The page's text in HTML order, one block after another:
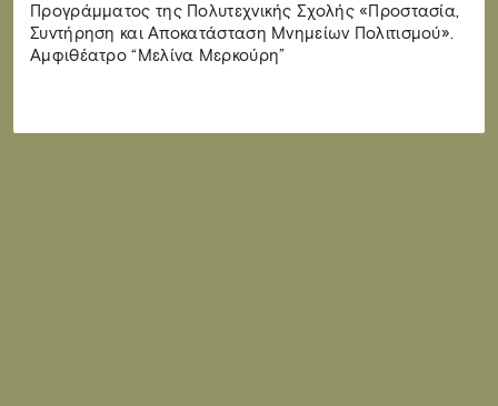
Προγράμματος της Πολυτεχνικής Σχολής «Προστασία,
Συντήρηση και Αποκατάσταση Μνημείων Πολιτισμού».
Αμφιθέατρο “Μελίνα Μερκούρη”